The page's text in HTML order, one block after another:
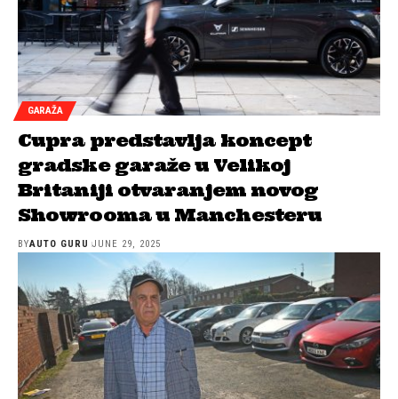
GARAŽA
Cupra predstavlja koncept
gradske garaže u Velikoj
Britaniji otvaranjem novog
Showrooma u Manchesteru
BYAUTO GURU JUNE 29, 2025